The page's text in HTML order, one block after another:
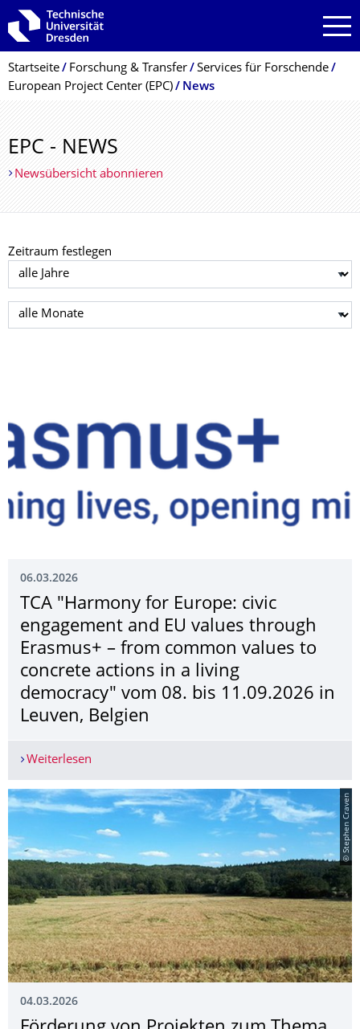
Zur Hauptnavigation springen
Zur Suche springen
Zum Inhalt springen
Breadcrumb-Menü
Startseite Forschung & Transfer
Services für Forschende
European Project Center (EPC)
News
EPC - NEWS
Newsübersicht abonnieren
Zeitraum festlegen
Jahr auswählen
Monat auswählen
06.03.2026
TCA "Harmony for Europe: civic
engagement and EU values through
Erasmus+ – from common values to
concrete actions in a living
democracy" vom 08. bis 11.09.2026 in
Leuven, Belgien
Weiterlesen
© Stephen Craven
04.03.2026